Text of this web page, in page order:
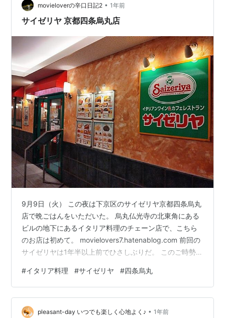
げており、ふわふわの食感をお楽しみいただけます。シ
ンプ…
movieloverの辛口日記2 • 1年前
サイゼリヤ 京都四条烏丸店
9月9日（火） この夜は下京区のサイゼリヤ京都四条烏丸
店で晩ごはんをいただいた。 烏丸仏光寺の北東角にある
ビルの地下にあるイタリア料理のチェーン店で、こちら
のお店は初めて。 movielovers7.hatenablog.com 前回の
サイゼリヤは1年半以上前でひさしぶりだ。 このご時勢に
ドを読み取ってオーダーする仕組みに変わってた。 生ビ
ール400円と赤ワインデカンタ小200円でスタート。 毎
回食べてるキャロットラペ200円。さっぱりしててワイ
ンがすすむ。 小エビのサラダ350円は小エビたっぷり。
#イタリア料理 #サイゼリヤ #四条烏丸
pleasant-day いつでも楽しく心地よく♪ • 1年前